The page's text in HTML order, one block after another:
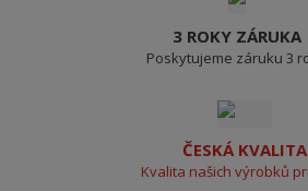
3 ROKY ZÁRUKA
Poskytujeme záruku 3
ČESKÁ KVALITA
Kvalita našich výrobků